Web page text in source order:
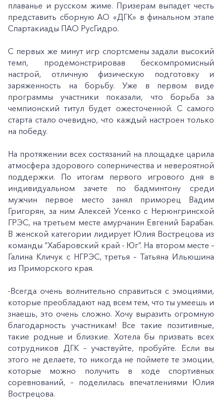
плаванье и русском жиме. Призерам выпадет честь
представить сборную АО «ДГК» в финальном этапе
Спартакиады ПАО РусГидро.
С первых же минут игр спортсмены задали высокий
темп, продемонстрировав бескомпромисный
настрой, отличную физическую подготовку и
заряженность на борьбу. Уже в первом виде
программы участники показали, что борьба за
чемпионский титул будет ожесточенной. С самого
старта стало очевидно, что каждый настроен только
на победу.
На протяжении всех состязаний на площадке царила
атмосфера здорового соперничества и невероятной
поддержки. По итогам первого игрового дня в
индивидуальном зачете по бадминтону среди
мужчин первое место занял приморец Вадим
Григорян, за ним Алексей Усенко с Нерюнгринской
ГРЭС, на третьем месте амурчанин Евгений Барабан.
В женской категории лидирует Юлия Вострецова из
команды “Хабаровский край - Юг”. На втором месте –
Галина Кличук с НГРЭС, третья – Татьяна Ильюшина
из Приморского края.
-Всегда очень волнительно справиться с эмоциями,
которые преобладают над всем тем, что ты умеешь и
знаешь, это очень сложно. Хочу выразить огромную
благодарность участникам! Все такие позитивные,
такие родные и близкие. Хотела бы призвать всех
сотрудников ДГК – участвуйте, пробуйте. Если вы
этого не делаете, то никогда не поймете те эмоции,
которые можно получить в ходе спортивных
соревнований, – поделилась впечатлениями Юлия
Вострецова.